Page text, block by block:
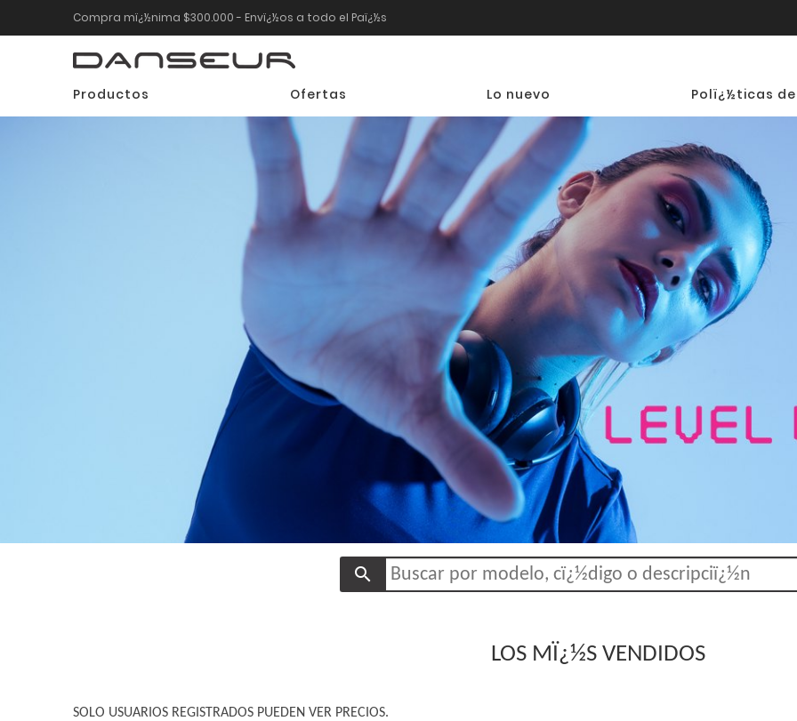
Compra mï¿½nima $300.000 - Envï¿½os a todo el Paï¿½s
Productos Ofertas Lo nuevo Polï¿½ticas
search
LOS MÏ¿½S VENDIDOS
SOLO USUARIOS REGISTRADOS PUEDEN VER PRECIOS.